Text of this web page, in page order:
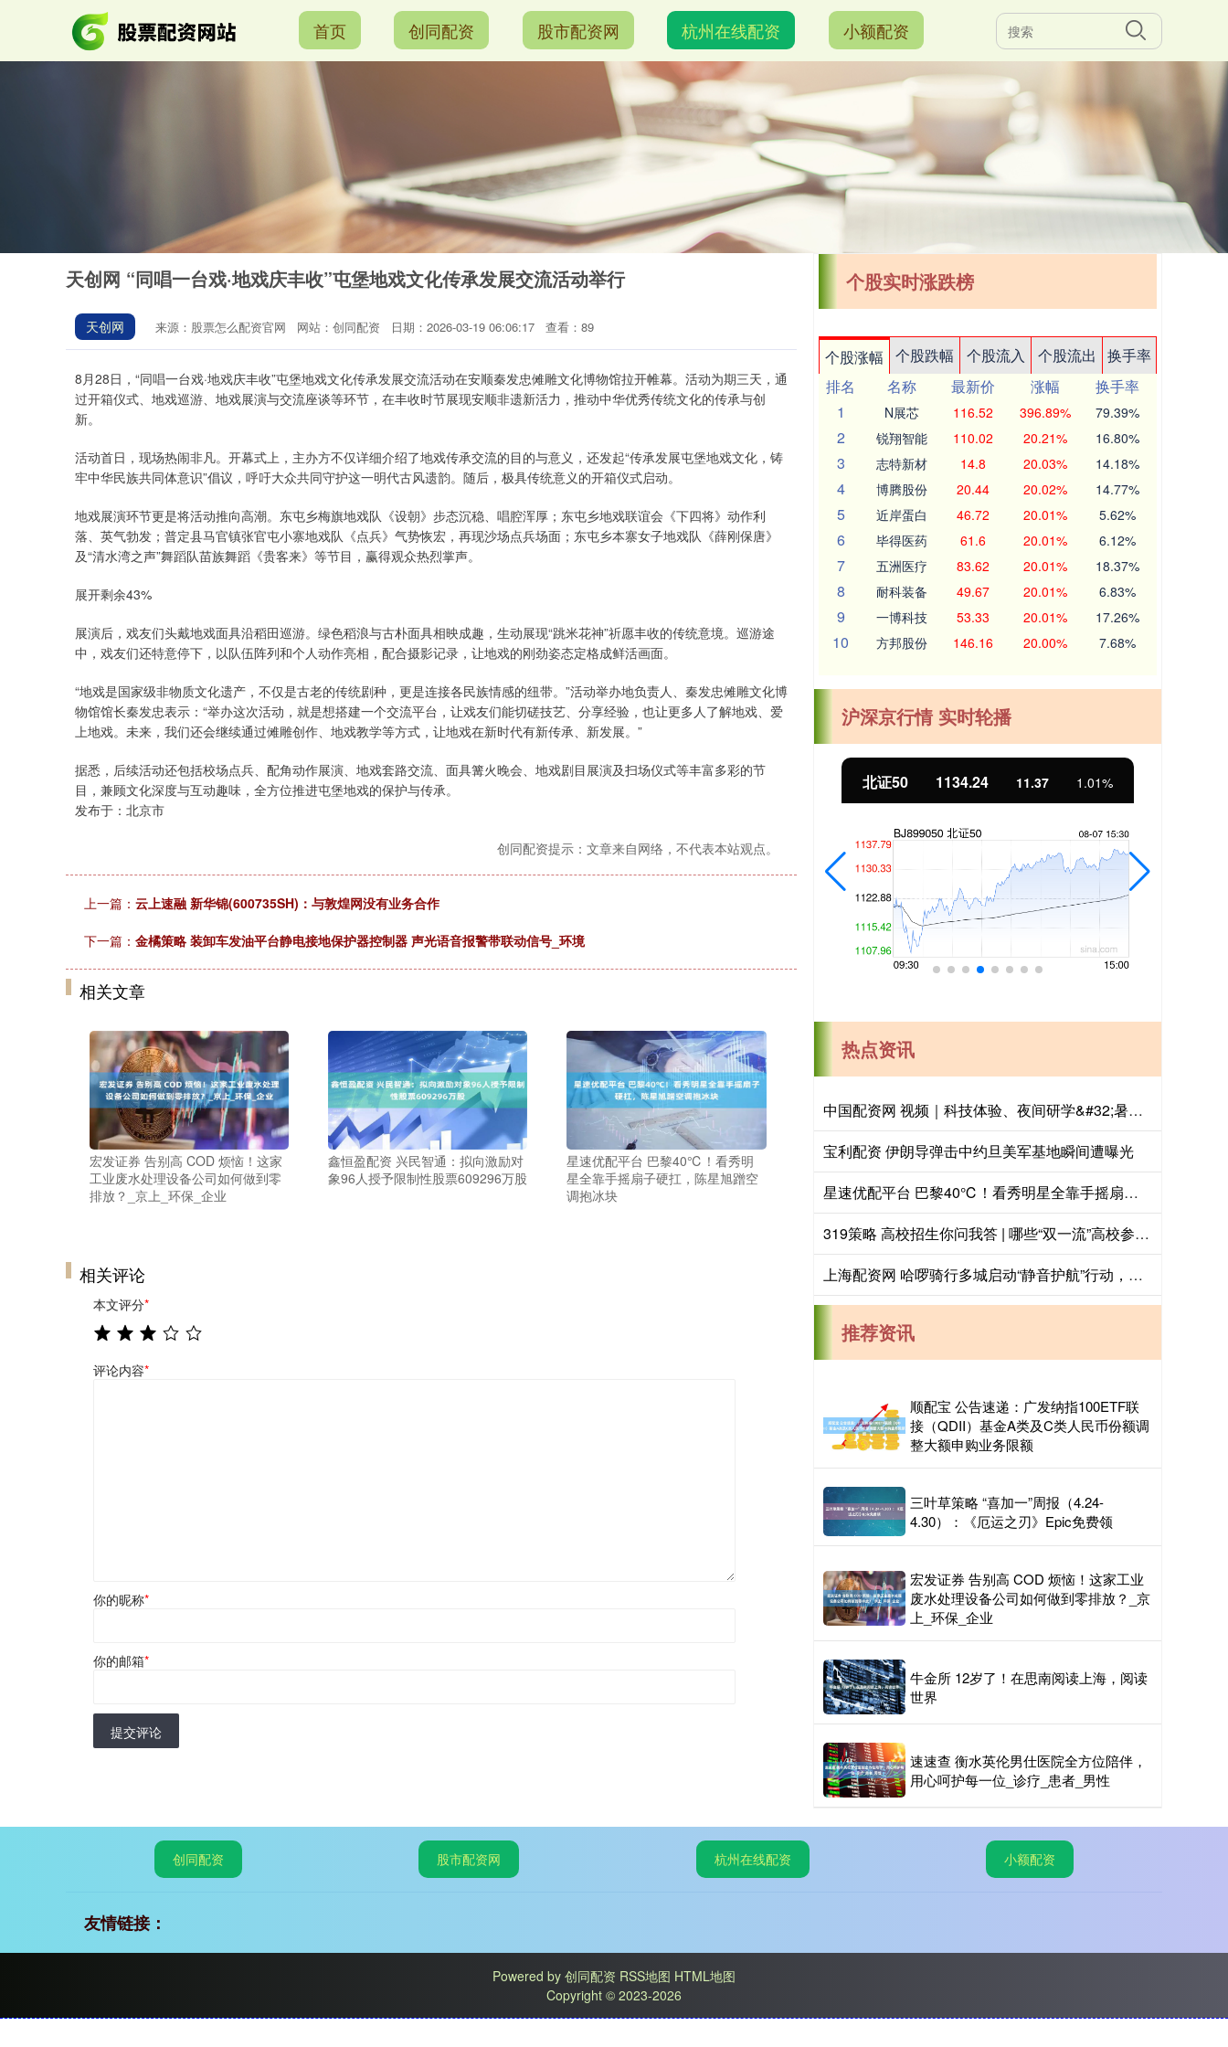
首页 创同配资 股市配资网 杭州在线配资 小额配资
天创网 “同唱一台戏·地戏庆丰收”屯堡地戏文化传承发展交流活动举行
天创网 来源：股票怎么配资官网 网站：创同配资 日期：2026-03-19 06:06:17 查看：89
8月28日，“同唱一台戏·地戏庆丰收”屯堡地戏文化传承发展交流活动在安顺秦发忠傩雕文化博物馆拉开帷幕。活动为期三天，通
过开箱仪式、地戏巡游、地戏展演与交流座谈等环节，在丰收时节展现安顺非遗新活力，推动中华优秀传统文化的传承与创
新。
活动首日，现场热闹非凡。开幕式上，主办方不仅详细介绍了地戏传承交流的目的与意义，还发起“传承发展屯堡地戏文化，铸
牢中华民族共同体意识”倡议，呼吁大众共同守护这一明代古风遗韵。随后，极具传统意义的开箱仪式启动。
地戏展演环节更是将活动推向高潮。东屯乡梅旗地戏队《设朝》步态沉稳、唱腔浑厚；东屯乡地戏联谊会《下四将》动作利
落、英气勃发；普定县马官镇张官屯小寨地戏队《点兵》气势恢宏，再现沙场点兵场面；东屯乡本寨女子地戏队《薛刚保唐》
及“清水湾之声”舞蹈队苗族舞蹈《贵客来》等节目，赢得观众热烈掌声。
展开剩余43%
展演后，戏友们头戴地戏面具沿稻田巡游。绿色稻浪与古朴面具相映成趣，生动展现“跳米花神”祈愿丰收的传统意境。巡游途
中，戏友们还特意停下，以队伍阵列和个人动作亮相，配合摄影记录，让地戏的刚劲姿态定格成鲜活画面。
“地戏是国家级非物质文化遗产，不仅是古老的传统剧种，更是连接各民族情感的纽带。”活动举办地负责人、秦发忠傩雕文化博
物馆馆长秦发忠表示：“举办这次活动，就是想搭建一个交流平台，让戏友们能切磋技艺、分享经验，也让更多人了解地戏、爱
上地戏。未来，我们还会继续通过傩雕创作、地戏教学等方式，让地戏在新时代有新传承、新发展。”
据悉，后续活动还包括校场点兵、配角动作展演、地戏套路交流、面具篝火晚会、地戏剧目展演及扫场仪式等丰富多彩的节
目，兼顾文化深度与互动趣味，全方位推进屯堡地戏的保护与传承。
发布于：北京市
创同配资提示：文章来自网络，不代表本站观点。
上一篇： 云上速融 新华锦(600735SH)：与敦煌网没有业务合作
下一篇： 金橘策略 装卸车发油平台静电接地保护器控制器 声光语音报警带联动信号_环境
相关文章
宏发证券 告别高 COD 烦恼！这家
工业废水处理设备公司如何做到零
排放？_京上_环保_企业
鑫恒盈配资 兴民智通：拟向激励对
象96人授予限制性股票609296万股
星速优配平台 巴黎40℃！看秀明
星全靠手摇扇子硬扛，陈星旭蹭空
调抱冰块
相关评论
本文评分*
评论内容*
你的昵称*
你的邮箱*
提交评论
个股实时涨跌榜
个股涨幅 个股跌幅 个股流入 个股流出
换手率
排名
名称 最新价 涨幅
换手率
1
N展芯 116.52 396.89% 79.39%
2 锐翔智能 110.02 20.21% 16.80%
3 志特新材 14.8 20.03% 14.18%
4 博腾股份 20.44 20.02% 14.77%
5 近岸蛋白 46.72 20.01% 5.62%
6 毕得医药 61.6 20.01% 6.12%
7 五洲医疗 83.62 20.01% 18.37%
8 耐科装备 49.67 20.01% 6.83%
9 一博科技 53.33 20.01% 17.26%
10 方邦股份 146.16 20.00% 7.68%
沪深京行情 实时轮播
1.02% 深证成指 14311.01 200.89 1.42% 沪深300 4694.44 43.13 0.93% 北证50 1134.24 11.37 1.01%
热点资讯
中国配资网 视频｜科技体验、夜间研学&#32;暑期文旅花样上新
宝利配资 伊朗导弹击中约旦美军基地瞬间遭曝光
星速优配平台 巴黎40℃！看秀明星全靠手摇扇子硬扛，陈星旭蹭空调抱冰块
319策略 高校招生你问我答 | 哪些“双一流”高校参与扩招？重点投向哪些领域？
上海配资网 哈啰骑行多城启动“静音护航”行动，全力守护2026年高考
推荐资讯
顺配宝 公告速递：广发纳指100ETF联
接（QDII）基金A类及C类人民币份额调
整大额申购业务限额
三叶草策略 “喜加一”周报（4.24-
4.30）：《厄运之刃》Epic免费领
宏发证券 告别高 COD 烦恼！这家工业
废水处理设备公司如何做到零排放？_京
上_环保_企业
牛金所 12岁了！在思南阅读上海，阅读
世界
速速查 衡水英伦男仕医院全方位陪伴，
用心呵护每一位_诊疗_患者_男性
创同配资 股市配资网 杭州在线配资 小额配资
友情链接：
Powered by 创同配资 RSS地图 HTML地图
Copyright © 2023-2026